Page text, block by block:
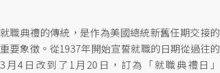
就職典禮的傳統，是作為美國總統新舊任期交接的
重要象徵。從1937年開始宣誓就職的日期從過往的
3月4日改到了1月20日，訂為「就職典禮日」